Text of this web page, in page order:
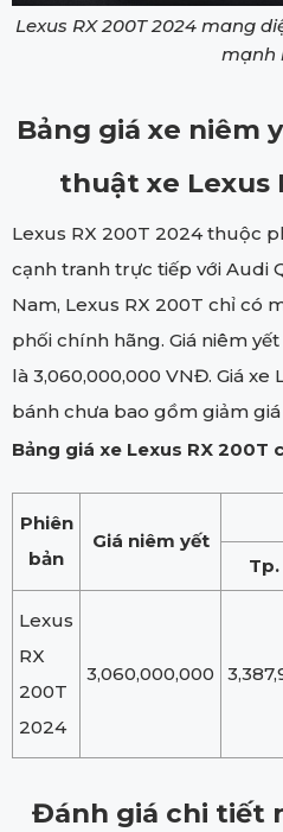
Lexus RX 200T 2024 mang
mạnh
Bảng giá xe niêm
thuật xe Lexus
Lexus RX 200T 2024 thuộc
cạnh tranh trực tiếp với Audi
Nam, Lexus RX 200T chỉ có
phối chính hãng. Giá niêm
là 3,060,000,000 VNĐ. Giá xe
bánh chưa bao gồm giảm
Bảng giá xe Lexus RX 200T
Phiên
bản
Giá niêm yết
Tp.
Lexus
RX
200T
2024
3,060,000,000
Đánh giá chi tiết